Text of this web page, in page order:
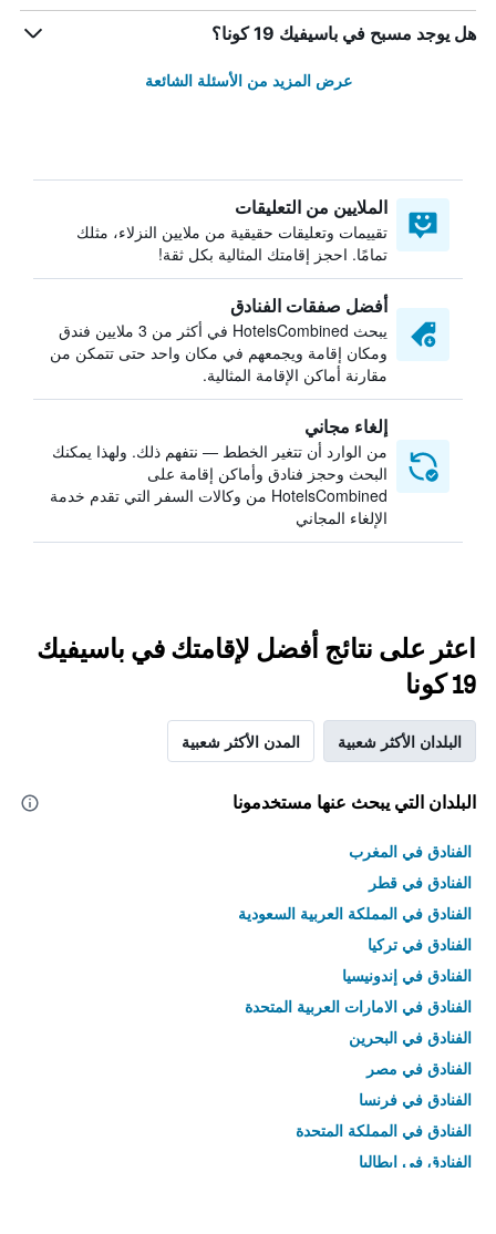
هل يوجد مسبح في باسيفيك 19 كونا؟
عرض المزيد من الأسئلة الشائعة
الملايين من التعليقات
تقييمات وتعليقات حقيقية من ملايين النزلاء، مثلك
تمامًا. احجز إقامتك المثالية بكل ثقة!
أفضل صفقات الفنادق
يبحث HotelsCombined في أكثر من 3 ملايين فندق
ومكان إقامة ويجمعهم في مكان واحد حتى تتمكن من
مقارنة أماكن الإقامة المثالية.
إلغاء مجاني
من الوارد أن تتغير الخطط — نتفهم ذلك. ولهذا يمكنك
البحث وحجز فنادق وأماكن إقامة على
HotelsCombined من وكالات السفر التي تقدم خدمة
الإلغاء المجاني
اعثر على نتائج أفضل لإقامتك في باسيفيك
19 كونا
البلدان الأكثر شعبية المدن الأكثر شعبية
البلدان التي يبحث عنها مستخدمونا
الفنادق في المغرب
الفنادق في قطر
الفنادق في المملكة العربية السعودية
الفنادق في تركيا
الفنادق في إندونيسيا
الفنادق في الامارات العربية المتحدة
الفنادق في البحرين
الفنادق في مصر
الفنادق في فرنسا
الفنادق في المملكة المتحدة
الفنادق في إيطاليا